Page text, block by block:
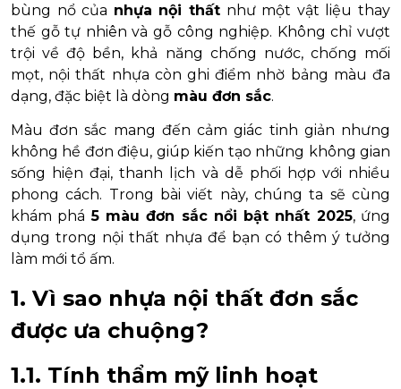
bùng nổ của nhựa nội thất như một vật liệu thay
thế gỗ tự nhiên và gỗ công nghiệp. Không chỉ vượt
trội về độ bền, khả năng chống nước, chống mối
mọt, nội thất nhựa còn ghi điểm nhờ bảng màu đa
dạng, đặc biệt là dòng màu đơn sắc.
Màu đơn sắc mang đến cảm giác tinh giản nhưng
không hề đơn điệu, giúp kiến tạo những không gian
sống hiện đại, thanh lịch và dễ phối hợp với nhiều
phong cách. Trong bài viết này, chúng ta sẽ cùng
khám phá5 màu đơn sắc nổi bật nhất 2025, ứng
dụng trong nội thất nhựa để bạn có thêm ý tưởng
làm mới tổ ấm.
1. Vì sao nhựa nội thất đơn sắc
được ưa chuộng?
1.1. Tính thẩm mỹ linh hoạt